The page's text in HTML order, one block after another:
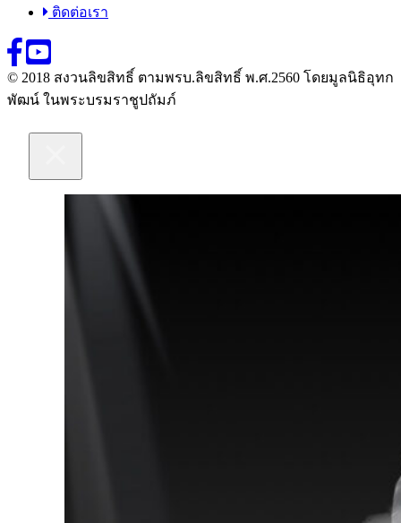
ติดต่อเรา
© 2018 สงวนลิขสิทธิ์ ตามพรบ.ลิขสิทธิ์ พ.ศ.2560 โดยมูลนิธิอุทก
พัฒน์ ในพระบรมราชูปถัมภ์